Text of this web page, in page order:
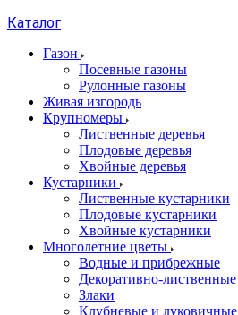
Каталог
Газон
Посевные газоны
Рулонные газоны
Живая изгородь
Крупномеры
Лиственные деревья
Плодовые деревья
Хвойные деревья
Кустарники
Лиственные кустарники
Плодовые кустарники
Хвойные кустарники
Многолетние цветы
Водные и прибрежные
Декоративно-лиственные
Злаки
Клубневые и луковичные